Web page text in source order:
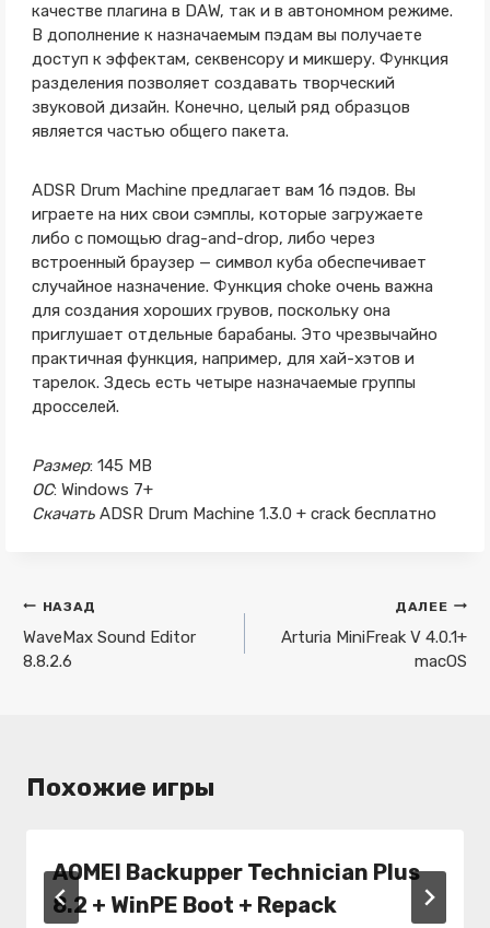
качестве плагина в DAW, так и в автономном режиме.
В дополнение к назначаемым пэдам вы получаете
доступ к эффектам, секвенсору и микшеру. Функция
разделения позволяет создавать творческий
звуковой дизайн. Конечно, целый ряд образцов
является частью общего пакета.
ADSR Drum Machine предлагает вам 16 пэдов. Вы
играете на них свои сэмплы, которые загружаете
либо с помощью drag-and-drop, либо через
встроенный браузер — символ куба обеспечивает
случайное назначение. Функция choke очень важна
для создания хороших грувов, поскольку она
приглушает отдельные барабаны. Это чрезвычайно
практичная функция, например, для хай-хэтов и
тарелок. Здесь есть четыре назначаемые группы
дросселей.
Размер: 145 MB
ОС: Windows 7+
Скачать ADSR Drum Machine 1.3.0 + crack бесплатно
Навигация
по
записям
НАЗАД
WaveMax Sound Editor
8.8.2.6
ДАЛЕЕ
Arturia MiniFreak V 4.0.1+
macOS
Похожие игры
AOMEI Backupper Technician Plus
8.2 + WinPE Boot + Repack